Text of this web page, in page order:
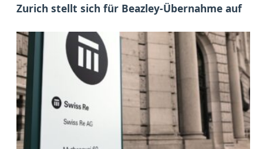
Zurich stellt sich für Beazley-Übernahme auf